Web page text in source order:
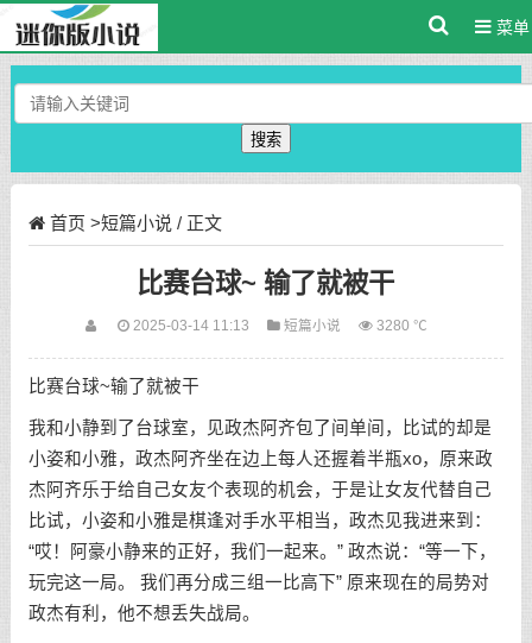
菜单
搜索
首页 >短篇小说 / 正文
比赛台球~ 输了就被干
2025-03-14 11:13 短篇小说 3280 ℃
比赛台球~输了就被干
我和小静到了台球室，见政杰阿齐包了间单间，比试的却是
小姿和小雅，政杰阿齐坐在边上每人还握着半瓶xo，原来政
杰阿齐乐于给自己女友个表现的机会，于是让女友代替自己
比试，小姿和小雅是棋逢对手水平相当，政杰见我进来到：
“哎！阿豪小静来的正好，我们一起来。” 政杰说：“等一下，
玩完这一局。 我们再分成三组一比高下” 原来现在的局势对
政杰有利，他不想丢失战局。